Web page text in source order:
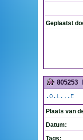
Geplaatst
805253
.O.L...E
Plaats van
Datum:
Tags: